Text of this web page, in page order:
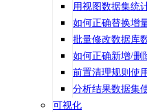
用视图数据集统
如何正确替换增
批量修改数据库
如何正确新增/删
前置清理规则使
分析结果数据集
可视化